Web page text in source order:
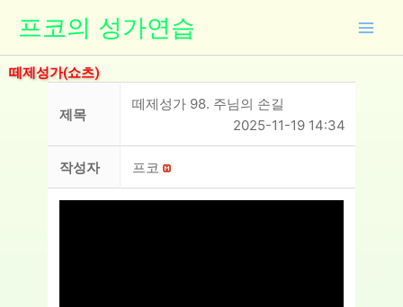
츠
로
프코의 성가연습
떼제성가(쇼츠)
제목
떼제성가 98. 주님의 손길
2025-11-19 14:34
작성자 프코